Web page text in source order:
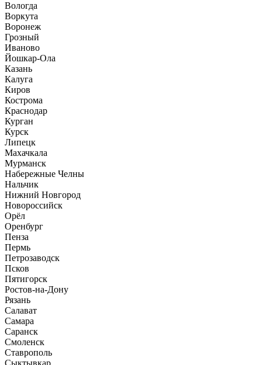
Вологда
Воркута
Воронеж
Грозный
Иваново
Йошкар-Ола
Казань
Калуга
Киров
Кострома
Краснодар
Курган
Курск
Липецк
Махачкала
Мурманск
Набережные Челны
Нальчик
Нижний Новгород
Новороссийск
Орёл
Оренбург
Пенза
Пермь
Петрозаводск
Псков
Пятигорск
Ростов-на-Дону
Рязань
Салават
Самара
Саранск
Смоленск
Ставрополь
Сыктывкар